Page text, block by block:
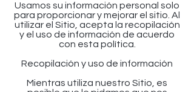
Usamos su información personal solo
para proporcionar y mejorar el sitio. Al
utilizar el Sitio, acepta la recopilación
y el uso de información de acuerdo
con esta política.
Recopilación y uso de información
Mientras utiliza nuestro Sitio, es